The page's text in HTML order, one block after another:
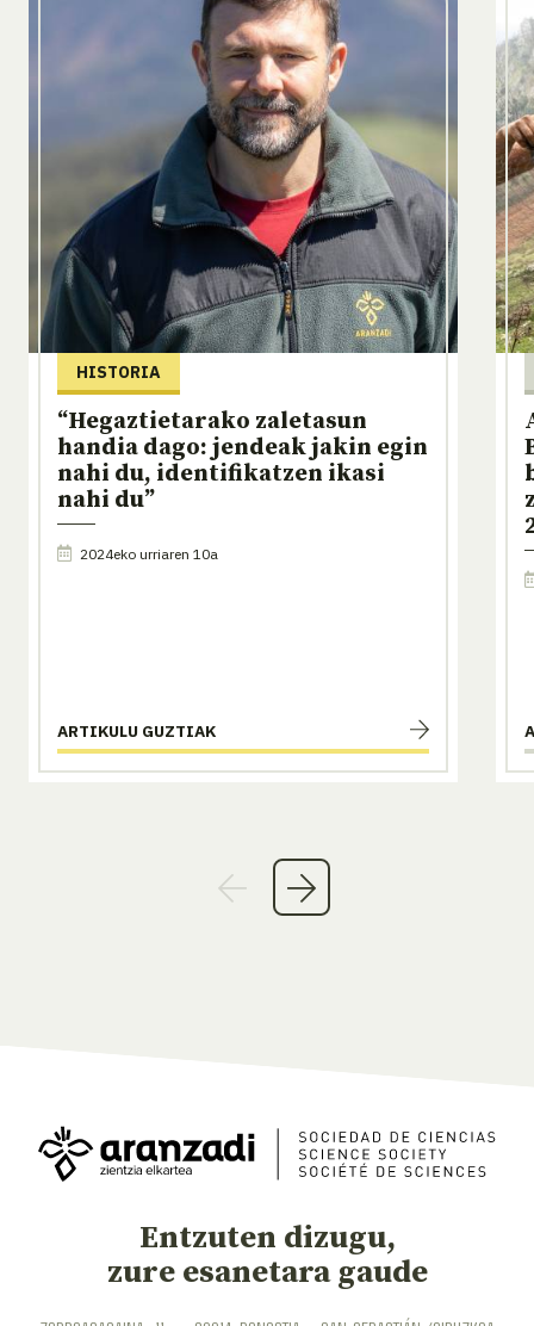
HISTORIA
“Hegaztietarako zaletasun
handia dago: jendeak jakin egin
nahi du, identifikatzen ikasi
nahi du”
2024eko urriaren 10a
ARTIKULU GUZTIAK
Entzuten dizugu,
zure esanetara gaude